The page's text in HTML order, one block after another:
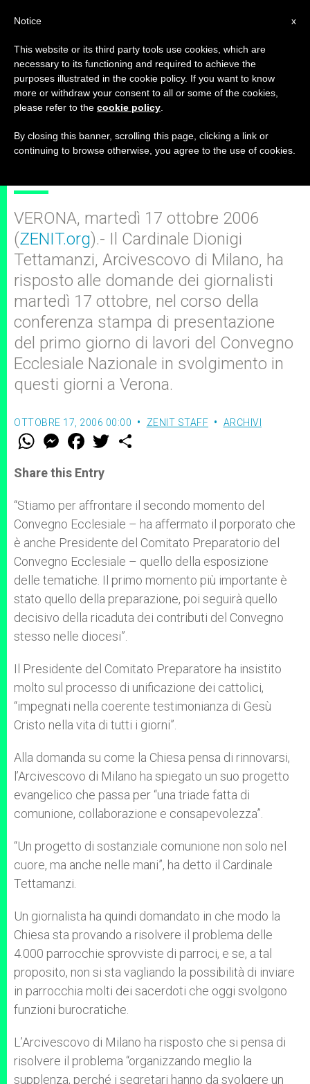
Cardinale Tettamanzi:
“comunione, collaborazione e
consapevolezza” per il futuro
VERONA, martedì 17 ottobre 2006
(ZENIT.org).- Il Cardinale Dionigi
Tettamanzi, Arcivescovo di Milano, ha
risposto alle domande dei giornalisti
martedì 17 ottobre, nel corso della
conferenza stampa di presentazione
del primo giorno di lavori del Convegno
Ecclesiale Nazionale in svolgimento in
questi giorni a Verona.
OTTOBRE 17, 2006 00:00 ZENIT STAFF ARCHIVI
W
t
s
p
p
M
e
s
e
g
e
r
F
a
e
b
o
k
w
r
Share this Entry
“Stiamo per affrontare il secondo momento del
Convegno Ecclesiale – ha affermato il porporato che
è anche Presidente del Comitato Preparatorio del
Convegno Ecclesiale – quello della esposizione
delle tematiche. Il primo momento più importante è
stato quello della preparazione, poi seguirà quello
decisivo della ricaduta dei contributi del Convegno
stesso nelle diocesi”.
Il Presidente del Comitato Preparatore ha insistito
molto sul processo di unificazione dei cattolici,
“impegnati nella coerente testimonianza di Gesù
Cristo nella vita di tutti i giorni”.
Alla domanda su come la Chiesa pensa di rinnovarsi,
l’Arcivescovo di Milano ha spiegato un suo progetto
evangelico che passa per “una triade fatta di
comunione, collaborazione e consapevolezza”.
“Un progetto di sostanziale comunione non solo nel
cuore, ma anche nelle mani”, ha detto il Cardinale
Tettamanzi.
Un giornalista ha quindi domandato in che modo la
Chiesa sta provando a risolvere il problema delle
4.000 parrocchie sprovviste di parroci, e se, a tal
proposito, non si sta vagliando la possibilità di inviare
in parrocchia molti dei sacerdoti che oggi svolgono
funzioni burocratiche.
L’Arcivescovo di Milano ha risposto che si pensa di
risolvere il problema “organizzando meglio la
supplenza, perché i segretari hanno da svolgere un
x
Notice
This website or its third party tools use cookies, which are
necessary to its functioning and required to achieve the
purposes illustrated in the cookie policy. If you want to know
more or withdraw your consent to all or some of the cookies,
please refer to the cookie policy
By closing this banner, scrolling this page, clicking a link or
continuing to browse otherwise, you agree to the use of cookies.